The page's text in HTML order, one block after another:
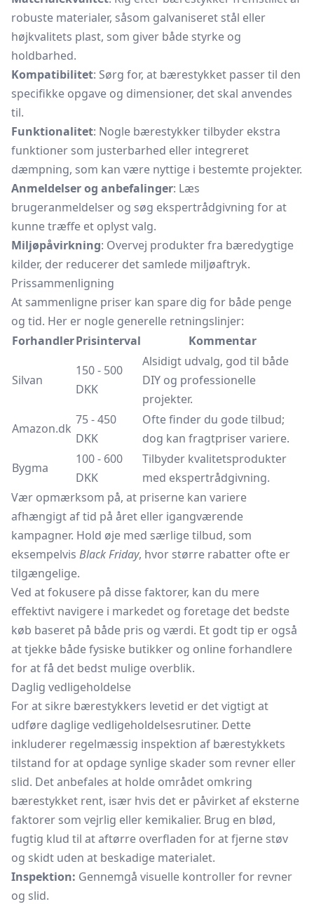
robuste materialer, såsom galvaniseret stål eller
højkvalitets plast, som giver både styrke og
holdbarhed.
Kompatibilitet: Sørg for, at bærestykket passer til den
specifikke opgave og dimensioner, det skal anvendes
til.
Funktionalitet: Nogle bærestykker tilbyder ekstra
funktioner som justerbarhed eller integreret
dæmpning, som kan være nyttige i bestemte projekter.
Anmeldelser og anbefalinger: Læs
brugeranmeldelser og søg ekspertrådgivning for at
kunne træffe et oplyst valg.
Miljøpåvirkning: Overvej produkter fra bæredygtige
kilder, der reducerer det samlede miljøaftryk.
Prissammenligning
At sammenligne priser kan spare dig for både penge
og tid. Her er nogle generelle retningslinjer:
ForhandlerPrisinterval Kommentar
Silvan
150 - 500
DKK
Alsidigt udvalg, god til både
DIY og professionelle
projekter.
Amazon.dk
75 - 450
DKK
Ofte finder du gode tilbud;
dog kan fragtpriser variere.
Bygma
100 - 600
DKK
Tilbyder kvalitetsprodukter
med ekspertrådgivning.
Vær opmærksom på, at priserne kan variere
afhængigt af tid på året eller igangværende
kampagner. Hold øje med særlige tilbud, som
eksempelvis Black Friday, hvor større rabatter ofte er
tilgængelige.
Ved at fokusere på disse faktorer, kan du mere
effektivt navigere i markedet og foretage det bedste
køb baseret på både pris og værdi. Et godt tip er også
at tjekke både fysiske butikker og online forhandlere
for at få det bedst mulige overblik.
Daglig vedligeholdelse
For at sikre bærestykkers levetid er det vigtigt at
udføre daglige vedligeholdelsesrutiner. Dette
inkluderer regelmæssig inspektion af bærestykkets
tilstand for at opdage synlige skader som revner eller
slid. Det anbefales at holde området omkring
bærestykket rent, især hvis det er påvirket af eksterne
faktorer som vejrlig eller kemikalier. Brug en blød,
fugtig klud til at aftørre overfladen for at fjerne støv
og skidt uden at beskadige materialet.
Inspektion: Gennemgå visuelle kontroller for revner
og slid.